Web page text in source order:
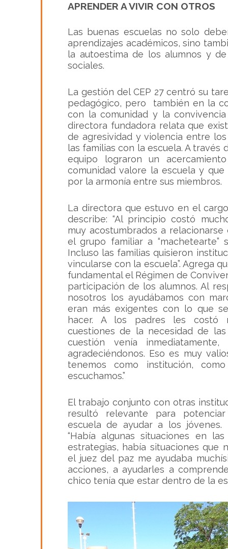
APRENDER A VIVIR CON OTROS
Las buenas escuelas no solo
aprendizajes académicos, sino
la autoestima de los alumnos y
sociales.
La gestión del CEP 27 centró su
pedagógico, pero también en la
con la comunidad y la
directora fundadora relata que
de agresividad y violencia entre
las familias con la escuela. A
equipo lograron un
comunidad valore la escuela y
por la armonía entre sus miembros.
La directora que estuvo en el
describe: “Al principio costó
muy acostumbrados a
el grupo familiar a “machetearte”
Incluso las familias quisieron
vincularse con la escuela”. Agrega
fundamental el Régimen de
participación de los alumnos. Al
nosotros los ayudábamos con
eran más exigentes con lo que
hacer. A los padres les costó
cuestiones de la necesidad de
cuestión venía
agradeciéndonos. Eso es muy
tenemos como institución,
escuchamos.”
El trabajo conjunto con otras
resultó relevante para
escuela de ayudar a los jóvenes.
“Había algunas situaciones en
estrategias, había situaciones que
el juez del paz me ayudaba
acciones, a ayudarles a
chico tenía que estar dentro de la